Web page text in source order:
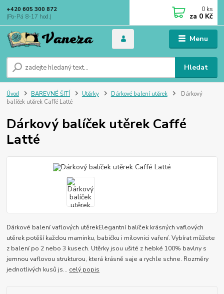
Menu
Hledat
+420 605 300 872
(Po-Pá 8-17 hod.)
0 ks
za 0 Kč
Úvod BAREVNÉ ŠITÍ Utěrky Dárkové balení utěrek
Dárkový
balíček utěrek Caffé Latté
Dárkový balíček utěrek Caffé
Latté
Dárkové balení vaflových utěrekElegantní balíček krásných vaflových
utěrek potěší každou maminku, babičku i milovnici vaření. Vybírat můžete
z balení po 2 nebo 3 kusech. Utěrky jsou ušité z hebké 100% bavlny s
jemnou vaflovou strukturou, která krásně saje a rychle schne. Rozměry
jednotlivých kusů js... celý popis